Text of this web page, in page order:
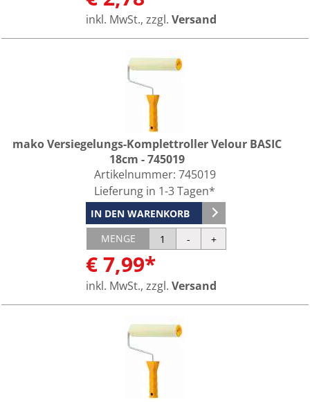
inkl. MwSt., zzgl. Versand
mako Versiegelungs-Komplettroller Velour BASIC
18cm - 745019
Artikelnummer: 745019
Lieferung in 1-3 Tagen*
IN DEN WARENKORB
MENGE
€ 7,99*
inkl. MwSt., zzgl. Versand